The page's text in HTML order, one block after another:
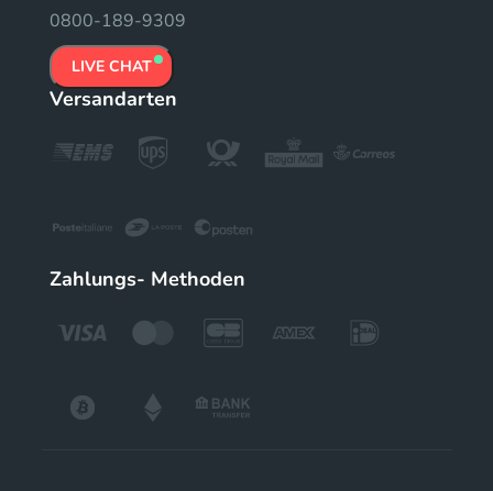
0800-189-9309
LIVE CHAT
Versandarten
Zahlungs- Methoden